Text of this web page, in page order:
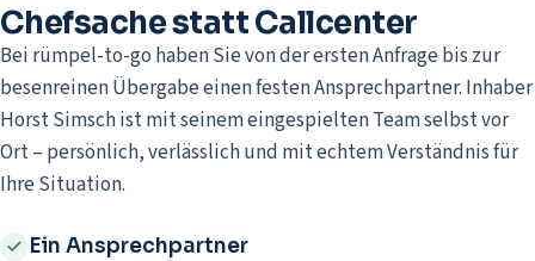
Chefsache statt Callcenter
Bei rümpel-to-go haben Sie von der ersten Anfrage bis zur
besenreinen Übergabe einen festen Ansprechpartner. Inhaber
Horst Simsch ist mit seinem eingespielten Team selbst vor
Ort – persönlich, verlässlich und mit echtem Verständnis für
Ihre Situation.
Ein Ansprechpartner